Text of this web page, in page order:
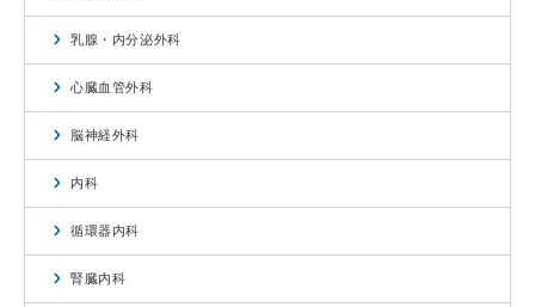
乳腺・内分泌外科
心臓血管外科
脳神経外科
内科
循環器内科
腎臓内科